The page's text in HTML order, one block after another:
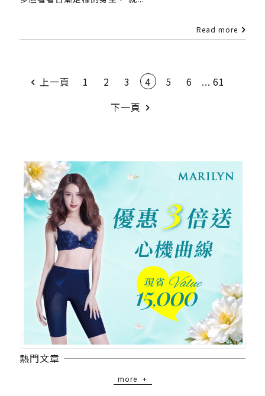
Read more
上一頁 1 2 3 4 5 6 ... 61
下一頁
熱門文章
more